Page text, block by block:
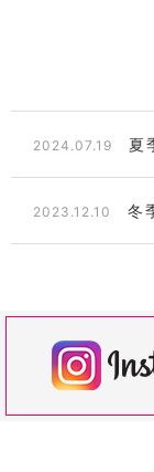
2024.07.19 夏
2023.12.10 冬